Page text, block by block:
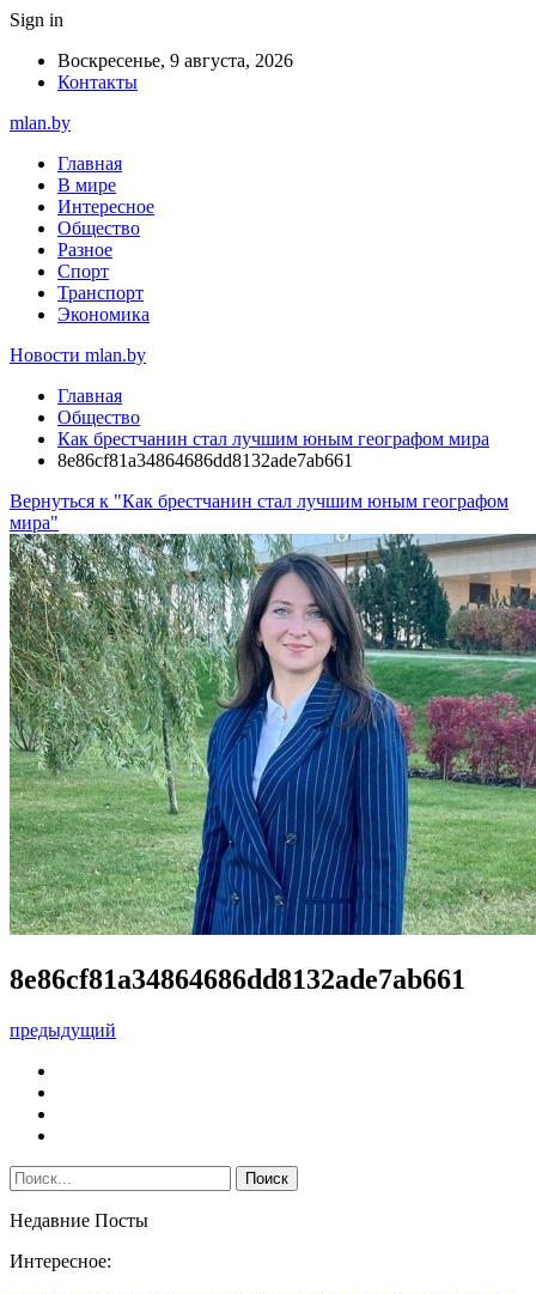
Sign in
Воскресенье, 9 августа, 2026
Контакты
mlan.by
Главная
В мире
Интересное
Общество
Разное
Спорт
Транспорт
Экономика
Новости mlan.by
Главная
Общество
Как брестчанин стал лучшим юным географом мира
8e86cf81a34864686dd8132ade7ab661
Вернуться к "Как брестчанин стал лучшим юным географом
мира"
8e86cf81a34864686dd8132ade7ab661
предыдущий
Недавние Посты
Интересное: